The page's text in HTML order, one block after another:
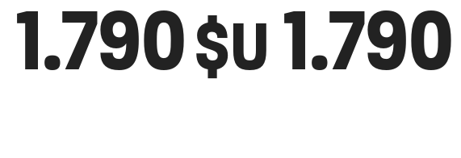
1.790$U 1.790